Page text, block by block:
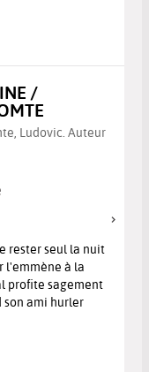
/
Ludovic. Auteur
rester seul la nuit
l'emmène à la
profite sagement
son ami hurler